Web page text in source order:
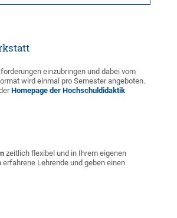
einzubringen und dabei vom
wird einmal pro Semester angeboten.
Homepage der Hochschuldidaktik
zeitlich flexibel und in Ihrem eigenen
Lehrende und geben einen